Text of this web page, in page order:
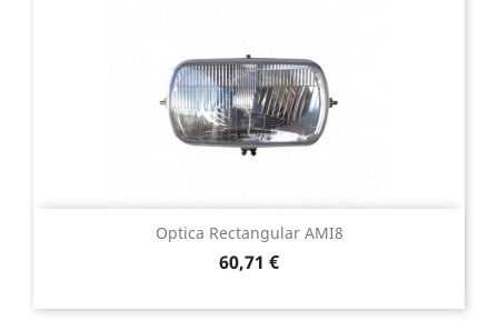
Optica Rectangular AMI8
Precio
60,71 €